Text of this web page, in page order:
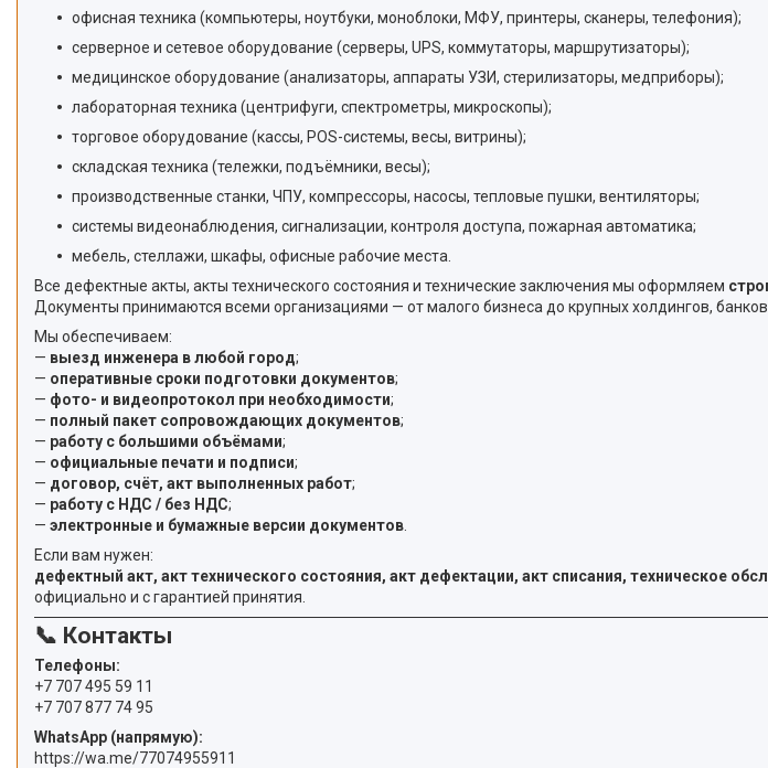
офисная техника (компьютеры, ноутбуки, моноблоки, МФУ, принтеры, сканеры, телефония);
серверное и сетевое оборудование (серверы, UPS, коммутаторы, маршрутизаторы);
медицинское оборудование (анализаторы, аппараты УЗИ, стерилизаторы, медприборы);
лабораторная техника (центрифуги, спектрометры, микроскопы);
торговое оборудование (кассы, POS-системы, весы, витрины);
складская техника (тележки, подъёмники, весы);
производственные станки, ЧПУ, компрессоры, насосы, тепловые пушки, вентиляторы;
системы видеонаблюдения, сигнализации, контроля доступа, пожарная автоматика;
мебель, стеллажи, шкафы, офисные рабочие места.
Все дефектные акты, акты технического состояния и технические заключения мы оформляем
Документы принимаются всеми организациями — от малого бизнеса до крупных холдингов, банков
Мы обеспечиваем:
— выезд инженера в любой город;
— оперативные сроки подготовки документов;
— фото- и видеопротокол при необходимости;
— полный пакет сопровождающих документов;
— работу с большими объёмами;
— официальные печати и подписи;
— договор, счёт, акт выполненных работ;
— работу с НДС / без НДС;
— электронные и бумажные версии документов
Если вам нужен:
дефектный акт, акт технического состояния, акт дефектации, акт списания, техническое
официально и с гарантией принятия.
📞 Контакты
Телефоны:
+7 707 495 59 11
+7 707 877 74 95
WhatsApp (напрямую):
https://wa.me/77074955911